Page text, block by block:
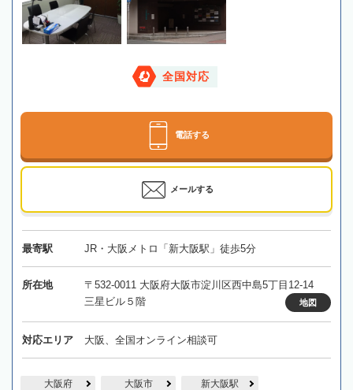
全国対応
電話する
メールする
最寄駅 JR・大阪メトロ「新大阪駅」徒歩5分
所在地
〒532-0011 大阪府大阪市淀川区西中島5丁目12-14
三星ビル５階
地図
対応エリア 大阪、全国オンライン相談可
大阪府 大阪市 新大阪駅